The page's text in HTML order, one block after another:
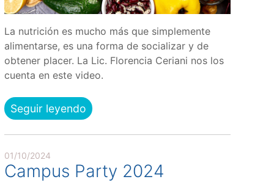
La nutrición es mucho más que simplemente
alimentarse, es una forma de socializar y de
obtener placer. La Lic. Florencia Ceriani nos los
cuenta en este video.
Seguir leyendo
01/10/2024
Campus Party 2024